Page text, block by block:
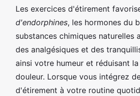
Les exercices d'étirement
d'endorphines, les hormones du
substances chimiques naturelles
des analgésiques et des
ainsi votre humeur et réduisant
douleur. Lorsque vous intégrez
d'étirement à votre routine